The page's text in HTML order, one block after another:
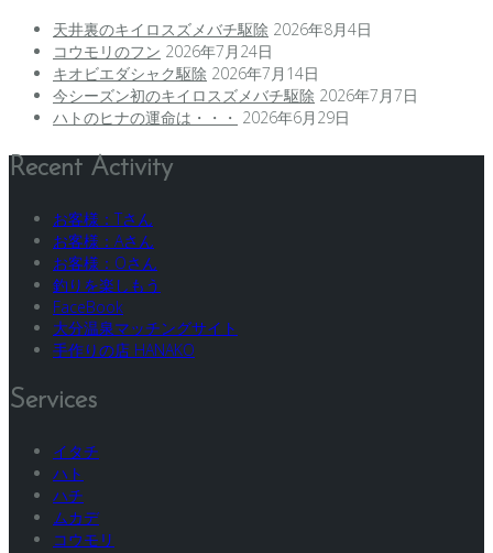
天井裏のキイロスズメバチ駆除 2026年8月4日
コウモリのフン 2026年7月24日
キオビエダシャク駆除 2026年7月14日
今シーズン初のキイロスズメバチ駆除 2026年7月7日
ハトのヒナの運命は・・・ 2026年6月29日
Recent Activity
お客様：Tさん
お客様：Aさん
お客様：Oさん
釣りを楽しもう
FaceBook
大分温泉マッチングサイト
手作りの店 HANAKO
Services
イタチ
ハト
ハチ
ムカデ
コウモリ